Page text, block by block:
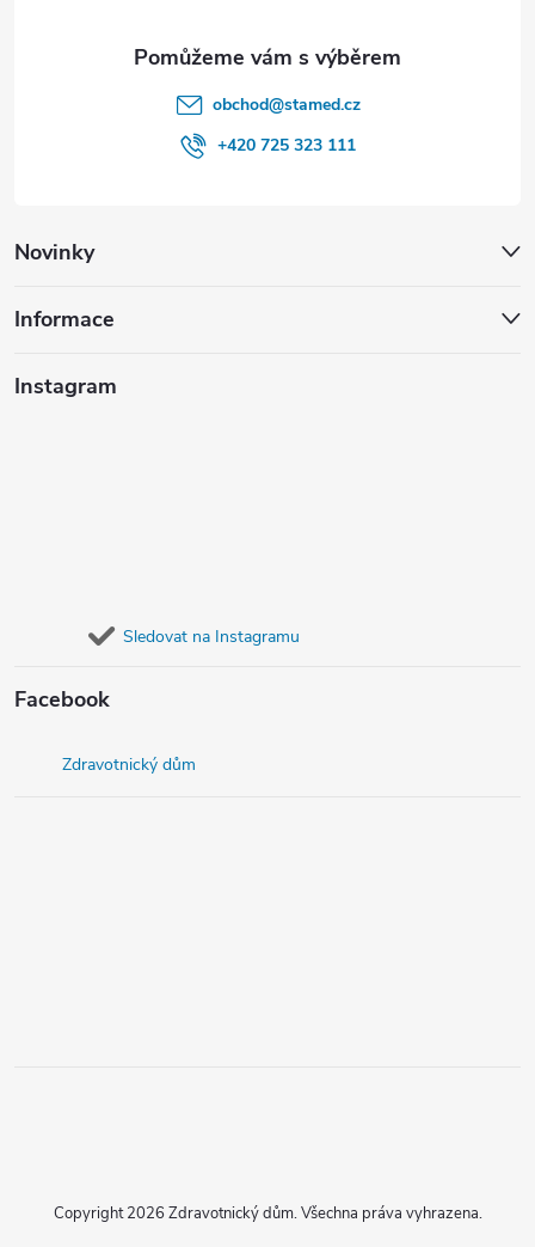
Novinky
Informace
Instagram
Sledovat na Instagramu
Facebook
Zdravotnický dům
obchod@stamed.cz
+420 725 323 111
Copyright 2026 Zdravotnický dům. Všechna práva vyhrazena.